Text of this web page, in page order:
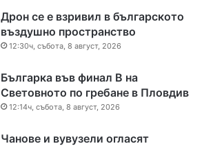
Дрон се е взривил в българското
въздушно пространство
12:30ч, събота, 8 август, 2026
Българка във финал B на
Световното по гребане в Пловдив
12:14ч, събота, 8 август, 2026
Чанове и вувузели огласят